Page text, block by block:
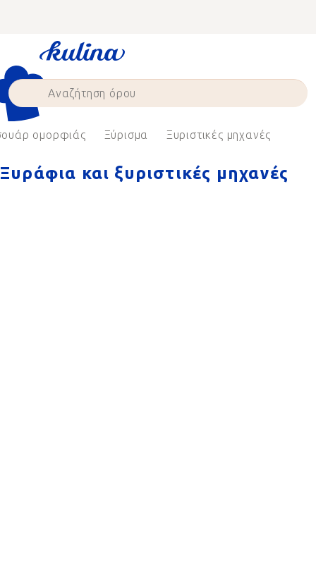
ομορφιάς Ξύρισμα Ξυριστικές μηχανές
Ξυράφια και ξυριστικές μηχανές